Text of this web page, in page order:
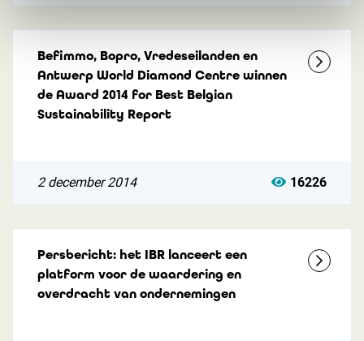
Befimmo, Bopro, Vredeseilanden en
Antwerp World Diamond Centre winnen
de Award 2014 for Best Belgian
Sustainability Report
2 december 2014 16226
Persbericht: het IBR lanceert een
platform voor de waardering en
overdracht van ondernemingen